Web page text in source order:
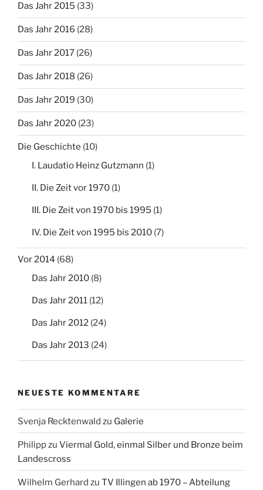
Das Jahr 2015 (33)
Das Jahr 2016 (28)
Das Jahr 2017 (26)
Das Jahr 2018 (26)
Das Jahr 2019 (30)
Das Jahr 2020 (23)
Die Geschichte (10)
I. Laudatio Heinz Gutzmann (1)
II. Die Zeit vor 1970 (1)
III. Die Zeit von 1970 bis 1995 (1)
IV. Die Zeit von 1995 bis 2010 (7)
Vor 2014 (68)
Das Jahr 2010 (8)
Das Jahr 2011 (12)
Das Jahr 2012 (24)
Das Jahr 2013 (24)
NEUESTE KOMMENTARE
Svenja Recktenwald zu Galerie
Philippzu Viermal Gold, einmal Silber und Bronze beim
Landescross
Wilhelm Gerhard zu TV Illingen ab 1970 – Abteilung